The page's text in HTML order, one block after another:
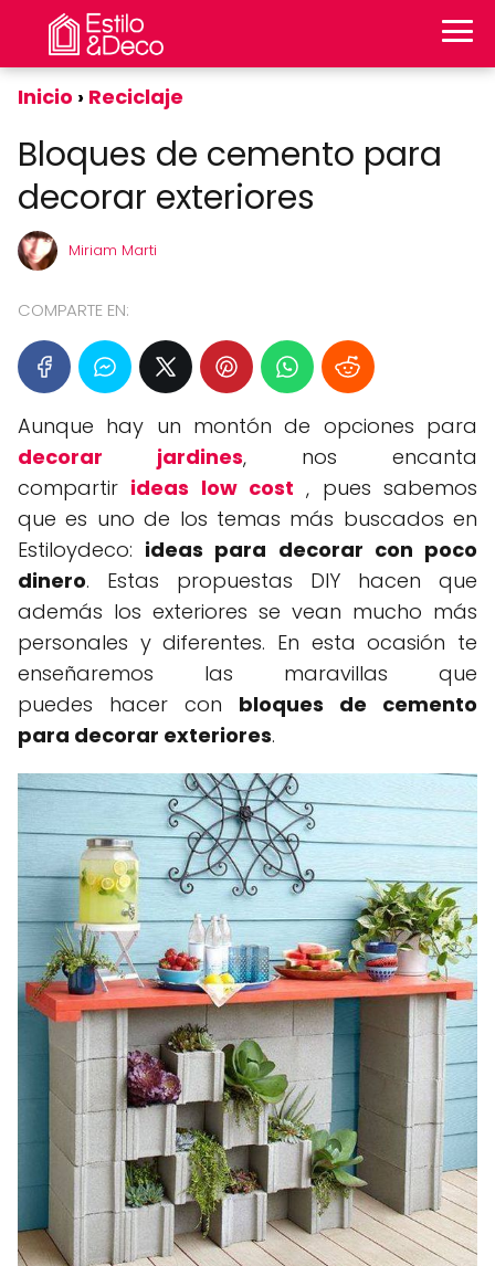
Inicio Reciclaje
Bloques de cemento para
decorar exteriores
Miriam Marti
COMPARTE EN:
Aunque hay un montón de opciones para
decorar jardines, nos encanta
compartir ideas low cost , pues sabemos
que es uno de los temas más buscados en
Estiloydeco: ideas para decorar con poco
dinero. Estas propuestas DIY hacen que
además los exteriores se vean mucho más
personales y diferentes. En esta ocasión te
enseñaremos las maravillas que
puedes hacer con bloques de cemento
para decorar exteriores.